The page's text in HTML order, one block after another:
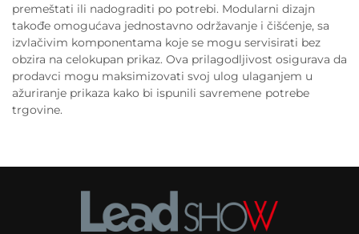
premeštati ili nadograditi po potrebi. Modularni dizajn
takođe omogućava jednostavno održavanje i čišćenje, sa
izvlačivim komponentama koje se mogu servisirati bez
obzira na celokupan prikaz. Ova prilagodljivost osigurava da
prodavci mogu maksimizovati svoj ulog ulaganjem u
ažuriranje prikaza kako bi ispunili savremenе potrebe
trgovine.